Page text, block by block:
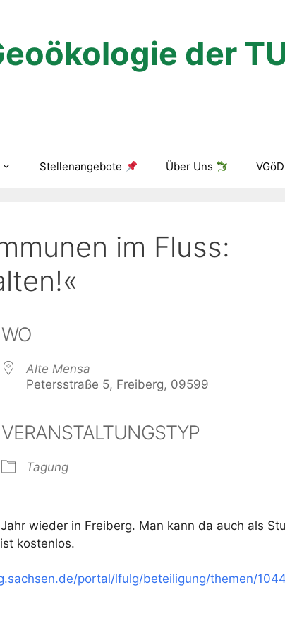
der
Stellenangebote Über Uns
im Fluss:
WO
Alte Mensa
Petersstraße 5, Freiberg, 09599
VERANSTALTUNGSTYP
Tagung
wieder in Freiberg. Man kann da auch als
kostenlos.
portal/lfulg/beteiligung/themen/